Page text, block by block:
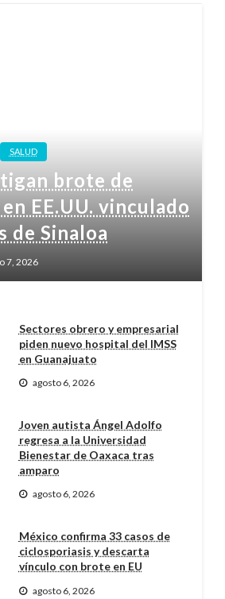
SALUD
brote de
EE.UU. vinculado
de Sinaloa
7, 2026
Sectores obrero y empresarial
piden nuevo hospital del IMSS
en Guanajuato
agosto 6, 2026
Joven autista Ángel Adolfo
regresa a la Universidad
Bienestar de Oaxaca tras
amparo
agosto 6, 2026
México confirma 33 casos de
ciclosporiasis y descarta
vínculo con brote en EU
agosto 6, 2026